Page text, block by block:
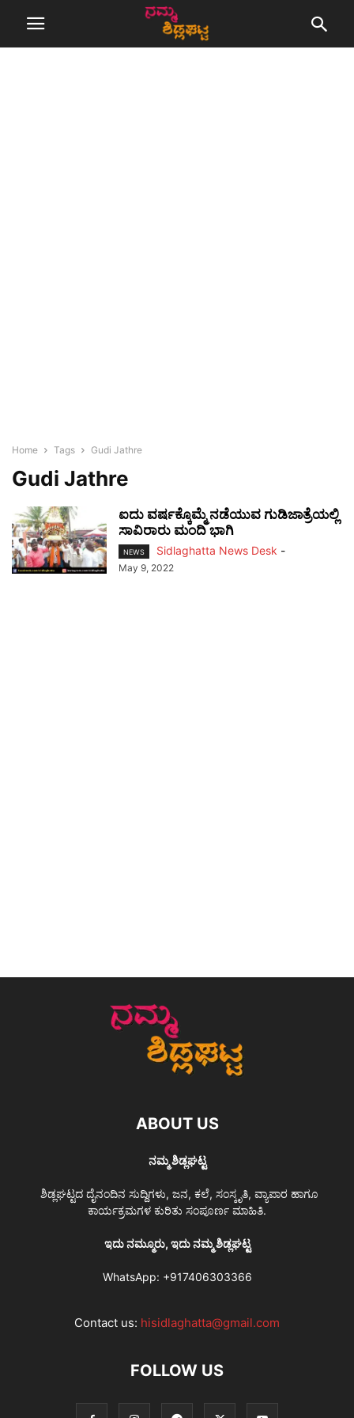
Home Tags Gudi Jathre
Gudi Jathre
ಐದು ವರ್ಷಕ್ಕೊಮ್ಮೆ ನಡೆಯುವ ಗುಡಿಜಾತ್ರೆಯಲ್ಲಿ
ಸಾವಿರಾರು ಮಂದಿ ಭಾಗಿ
NEWS Sidlaghatta News Desk -
May 9, 2022
ABOUT US
ನಮ್ಮ ಶಿಡ್ಲಘಟ್ಟ
ಶಿಡ್ಲಘಟ್ಟದ ದೈನಂದಿನ ಸುದ್ದಿಗಳು, ಜನ, ಕಲೆ, ಸಂಸ್ಕೃತಿ, ವ್ಯಾಪಾರ ಹಾಗೂ
ಕಾರ್ಯಕ್ರಮಗಳ ಕುರಿತು ಸಂಪೂರ್ಣ ಮಾಹಿತಿ.
ಇದು ನಮ್ಮೂರು, ಇದು ನಮ್ಮ ಶಿಡ್ಲಘಟ್ಟ
WhatsApp: +917406303366
Contact us: hisidlaghatta@gmail.com
FOLLOW US